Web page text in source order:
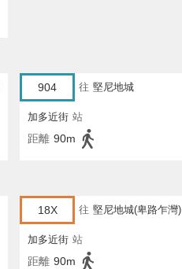
904 往 堅尼地城
加多近街 站
距離 90m
18X 往 堅尼地城(卑路乍灣)
加多近街 站
距離 90m